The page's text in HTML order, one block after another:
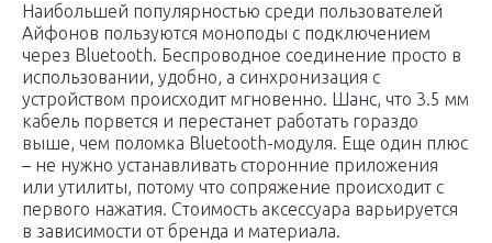
Наибольшей популярностью среди пользователей
Айфонов пользуются моноподы с подключением
через Bluetooth. Беспроводное соединение просто в
использовании, удобно, а синхронизация с
устройством происходит мгновенно. Шанс, что 3.5 мм
кабель порвется и перестанет работать гораздо
выше, чем поломка Bluetooth-модуля. Еще один плюс
– не нужно устанавливать сторонние приложения
или утилиты, потому что сопряжение происходит с
первого нажатия. Стоимость аксессуара варьируется
в зависимости от бренда и материала.